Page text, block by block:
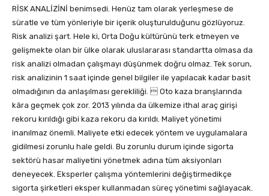
RİSK ANALİZİNİ benimsedi. Henüz tam olarak yerleşmese de
süratle ve tüm yönleriyle bir içerik oluşturulduğunu gözlüyoruz.
Risk analizi şart. Hele ki, Orta Doğu kültürünü terk etmeyen ve
gelişmekte olan bir ülke olarak uluslararası standartta olmasa da
risk analizi olmadan çalışmayı düşünmek doğru olmaz. Tek sorun,
risk analizinin 1 saat içinde genel bilgiler ile yapılacak kadar basit
olmadığının da anlaşılması gerekliliği.  Oto kaza branşlarında
kâra geçmek çok zor. 2013 yılında da ülkemize ithal araç girişi
rekoru kırıldığı gibi kaza rekoru da kırıldı. Maliyet yönetimi
inanılmaz önemli. Maliyete etki edecek yöntem ve uygulamalara
gidilmesi zorunlu hale geldi. Bu zorunlu durum içinde sigorta
sektörü hasar maliyetini yönetmek adına tüm aksiyonları
deneyecek. Eksperler çalışma yöntemlerini değiştirmedikçe
sigorta şirketleri eksper kullanmadan süreç yönetimi sağlayacak.